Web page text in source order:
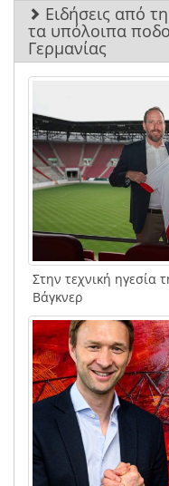
Ειδήσεις από
τα υπόλοιπα
Γερμανίας
Στην τεχνική ηγεσία
Βάγκνερ